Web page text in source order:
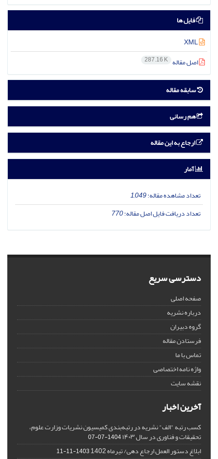
فایل ها
اصل مقاله 287.16 K
سابقه مقاله
هم رسانی
ارجاع به این مقاله
آمار
تعداد مشاهده مقاله:1,049
تعداد دریافت فایل اصل مقاله:770
دسترسی سریع
صفحه اصلی
درباره نشریه
گروه دبیران
فرستادن مقاله
تماس با ما
واژه نامه اختصاصی
نقشه سایت
آخرین اخبار
کسب رتبه "الف" نشریه در رتبه‌بندی کمیسیون نشریات وزارت علوم،
تحقیقات و فناوری در سال ۱۴۰۳ 1404-07-07
ابلاغ دستور العمل ارجاع دهی/ تیرماه 1402 1403-11-11